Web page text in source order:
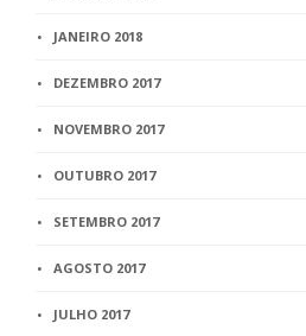
JANEIRO 2018
DEZEMBRO 2017
NOVEMBRO 2017
OUTUBRO 2017
SETEMBRO 2017
AGOSTO 2017
JULHO 2017